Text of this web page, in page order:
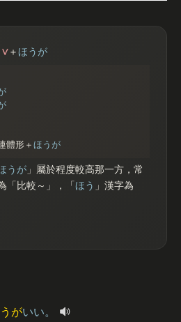
V＋ほうが
體形＋ ほうが
うが 」屬於程度較高那一方，常
「比較～」，「ほう 」漢字為
がいい。